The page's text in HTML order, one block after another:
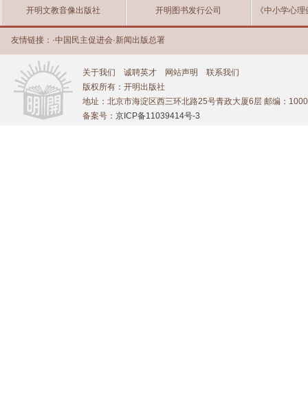
开明文教音像出版社 开明图书发行公司 《中小学心
友情链接： ·中国民主促进会·新闻出版总署
关于我们 诚聘英才 网站声明
联系我们
版权所有：开明出版社
地址：北京市海淀区西三环北路25号青政大厦6层 邮编：
备案号： 京ICP备11039414号-3